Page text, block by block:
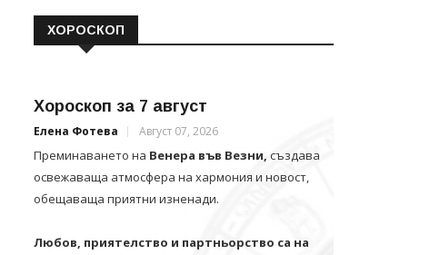
ХОРОСКОП
Хороскоп за 7 август
Елена Фотева Август 07, 2026
Преминаването на Венера във Везни, създава
освежаваща атмосфера на хармония и новост,
обещаваща приятни изненади.
Любов, приятелство и партньорство са на